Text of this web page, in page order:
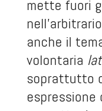
mette fuori
anche il
volontaria
soprattutto
espressione